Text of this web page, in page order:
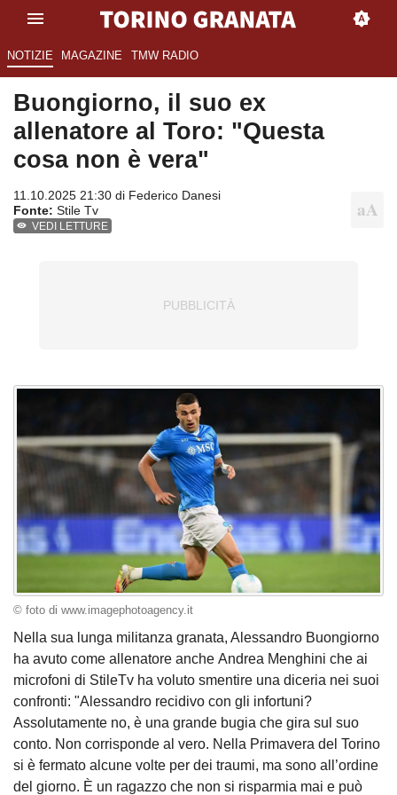
NOTIZIE MAGAZINE TMW RADIO
Buongiorno, il suo ex
allenatore al Toro: "Questa
cosa non è vera"
11.10.2025 21:30 di Federico Danesi
Fonte: Stile Tv
VEDI LETTURE
© foto di www.imagephotoagency.it
Nella sua lunga militanza granata, Alessandro Buongiorno
ha avuto come allenatore anche Andrea Menghini che ai
microfoni di StileTv ha voluto smentire una diceria nei suoi
confronti: "Alessandro recidivo con gli infortuni?
Assolutamente no, è una grande bugia che gira sul suo
conto. Non corrisponde al vero. Nella Primavera del Torino
si è fermato alcune volte per dei traumi, ma sono all’ordine
del giorno. È un ragazzo che non si risparmia mai e può